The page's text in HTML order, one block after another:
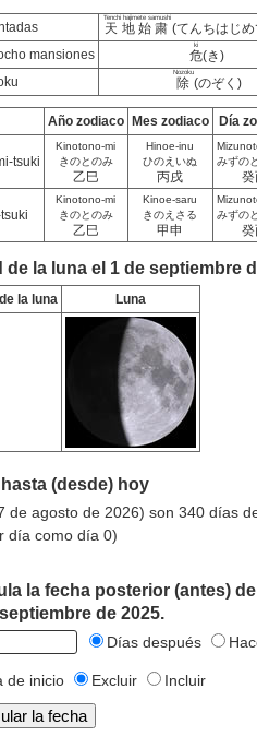
天地始粛
Tenchi hajimete samushi
(てんちはじ
mansiones
危
ki
(き)
除
Nozoku
(のぞく)
Año zodiaco Mes zodiaco Día
tsuki
Kinotono-mi
きのとのみ
乙巳
Hinoe-inu
ひのえいぬ
丙戌
みずの
Kinotono-mi
きのとのみ
乙巳
Kinoe-saru
きのえさる
甲申
みずの
de la luna el 1 de septiembre
la luna Luna
hasta (desde) hoy
de agosto de 2026) son 340 días
día como día 0)
la fecha posterior (antes)
de 2025.
Días después
de inicio Excluir Incluir